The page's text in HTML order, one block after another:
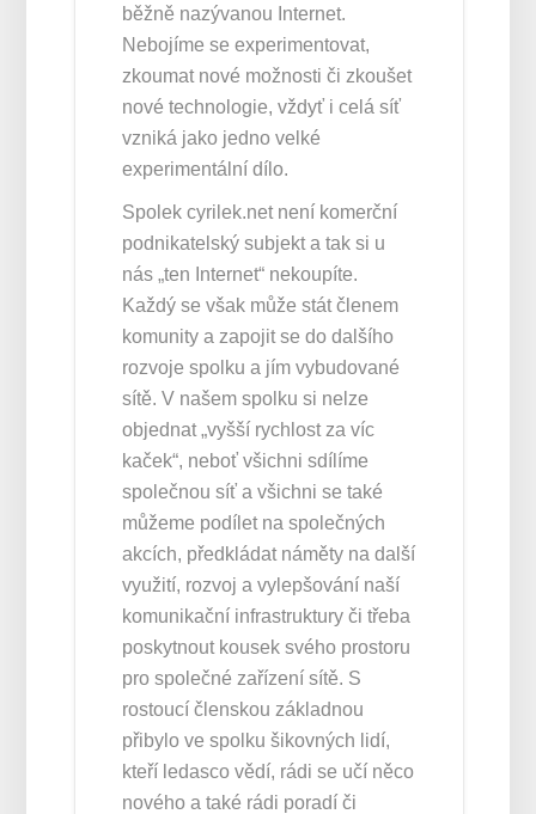
běžně nazývanou Internet.
Nebojíme se experimentovat,
zkoumat nové možnosti či zkoušet
nové technologie, vždyť i celá síť
vzniká jako jedno velké
experimentální dílo.
Spolek cyrilek.net není komerční
podnikatelský subjekt a tak si u
nás „ten Internet“ nekoupíte.
Každý se však může stát členem
komunity a zapojit se do dalšího
rozvoje spolku a jím vybudované
sítě. V našem spolku si nelze
objednat „vyšší rychlost za víc
kaček“, neboť všichni sdílíme
společnou síť a všichni se také
můžeme podílet na společných
akcích, předkládat náměty na další
využití, rozvoj a vylepšování naší
komunikační infrastruktury či třeba
poskytnout kousek svého prostoru
pro společné zařízení sítě. S
rostoucí členskou základnou
přibylo ve spolku šikovných lidí,
kteří ledasco vědí, rádi se učí něco
nového a také rádi poradí či